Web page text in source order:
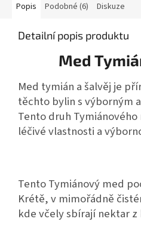
Popis Podobné (6) Diskuze
Detailní popis produktu
Med
Med tymián a šalvěj je
těchto bylin s výborným
Tento druh
léčivé vlastnosti a
Tento Tymiánový med
Krétě, v mimořádně
kde včely sbírají nektar z